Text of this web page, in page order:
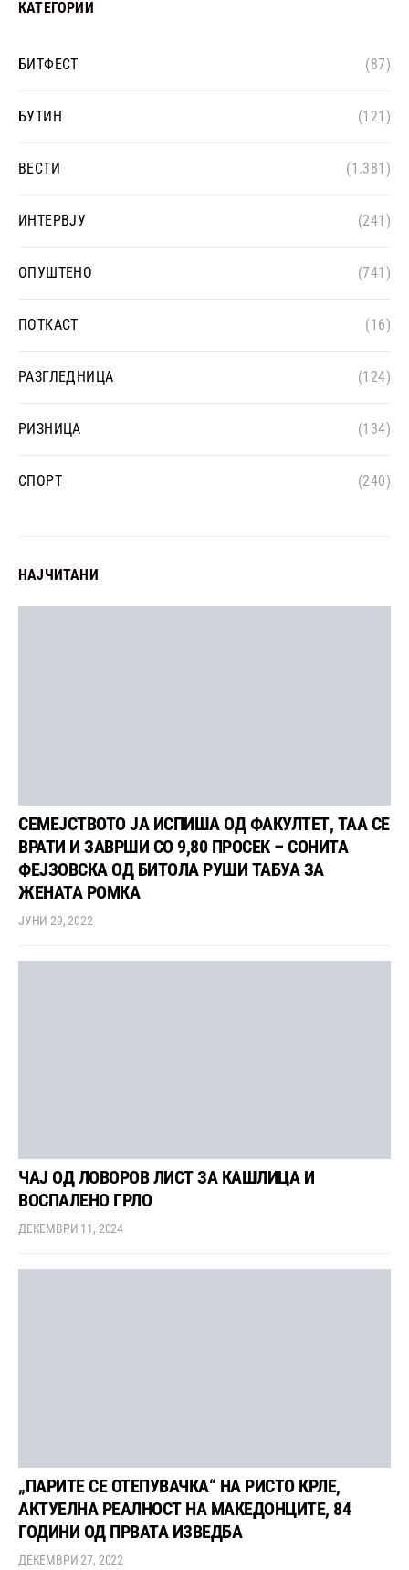
КАТЕГОРИИ
БИТФЕСТ (87)
БУТИН (121)
ВЕСТИ (1.381)
ИНТЕРВЈУ (241)
ОПУШТЕНО (741)
ПОТКАСТ (16)
РАЗГЛЕДНИЦА (124)
РИЗНИЦА (134)
СПОРТ (240)
НАЈЧИТАНИ
СЕМЕЈСТВОТО ЈА ИСПИША ОД ФАКУЛТЕТ, ТАА СЕ
ВРАТИ И ЗАВРШИ СО 9,80 ПРОСЕК – СОНИТА
ФЕЈЗОВСКА ОД БИТОЛА РУШИ ТАБУА ЗА
ЖЕНАТА РОМКА
ЈУНИ 29, 2022
ЧАЈ ОД ЛОВОРОВ ЛИСТ ЗА КАШЛИЦА И
ВОСПАЛЕНО ГРЛО
ДЕКЕМВРИ 11, 2024
„ПАРИТЕ СЕ ОТЕПУВАЧКА“ НА РИСТО КРЛЕ,
АКТУЕЛНА РЕАЛНОСТ НА МАКЕДОНЦИТЕ, 84
ГОДИНИ ОД ПРВАТА ИЗВЕДБА
ДЕКЕМВРИ 27, 2022